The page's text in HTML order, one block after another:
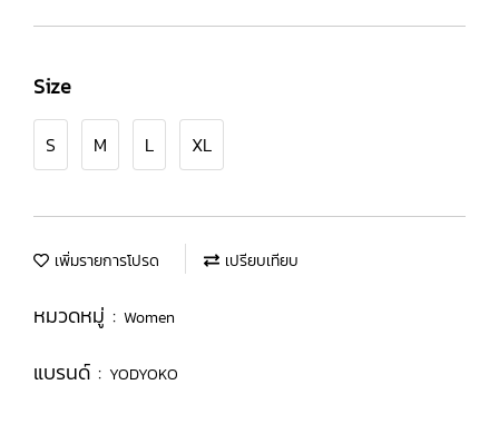
Size
S M L XL
เพิ่มรายการโปรด เปรียบเทียบ
หมวดหมู่ : Women
แบรนด์ : YODYOKO